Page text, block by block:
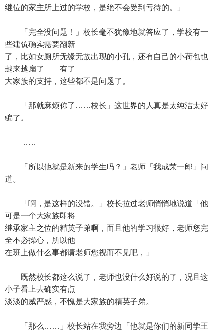
继位的家主所上过的学校，是绝不会受到亏待的。」
「完全没问题！」校长毫不犹豫地就答应了，学校有一
些建筑确实需要翻新
了，比如女厕所无缘无故出现的小孔，还有自己的小荷包也
越来越扁了……有了
大家族的支持，这些都不是问题了。
「那就麻烦你了……校长」这世界的人真是太纯洁太好
骗了。
……
「所以他就是新来的学生吗？」老师「我成荣一郎」问
道。
「啊，是这样的没错。」校长拉过老师悄悄地说道「他
可是一个大家族即将
继承家主之位的精英子弟啊，而且他的学习很好，老师您完
全不必操心，所以他
在班上做什么事都请老师您视而不见吧，」
既然校长都这么说了，老师也没什么好说的了，况且这
小子看上去确实有点
淡淡的威严感，不愧是大家族的精英子弟。
「那么……」校长站在我旁边「他就是你们的新同学王